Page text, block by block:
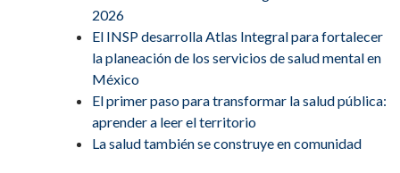
2026
El INSP desarrolla Atlas Integral para fortalecer
la planeación de los servicios de salud mental en
México
El primer paso para transformar la salud pública:
aprender a leer el territorio
La salud también se construye en comunidad